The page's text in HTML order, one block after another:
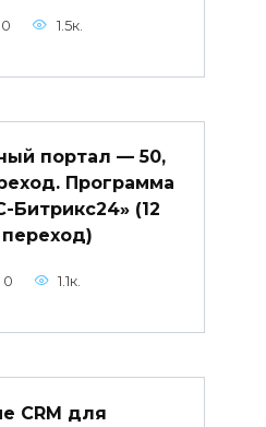
0 1.5к.
портал — 50,
Программа
Битрикс24» (12
0 1.1к.
CRM для